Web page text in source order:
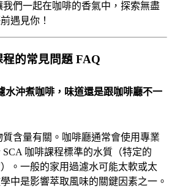
我們一起在咖啡的香氣中，探索無盡
遇見你！
程的常見問題 FAQ
水沖煮咖啡，味道還是跟咖啡廳不一
含量有關。咖啡廳通常會使用專業
咖啡課程標準的水質（特定的
。一般的家用過濾水可能太軟或太
中是影響萃取風味的關鍵因素之一。